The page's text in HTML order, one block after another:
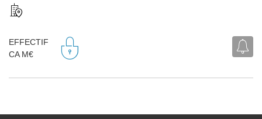
EFFECTIF
CA M€